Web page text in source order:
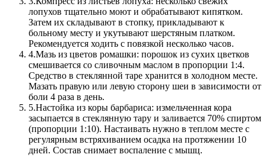
лопухов тщательно моют и обрабатывают кипятком.
Затем их складывают в стопку, прикладывают к
больному месту и укутывают шерстяным платком.
Рекомендуется ходить с повязкой несколько часов.
4.Мазь из цветов ромашки: порошок из сухих цветков
смешивается со сливочным маслом в пропорции 1:4.
Средство в стеклянной таре хранится в холодном месте.
Мазать правую или левую сторону шеи в зависимости от
боли 4 раза в день.
5.Настойка из коры барбариса: измельченная кора
засыпается в стеклянную тару и заливается 70% спиртом
(пропорции 1:10). Настаивать нужно в теплом месте с
регулярным встряхиванием осадка на протяжении 10
дней. Состав снимает воспаление с мышц.